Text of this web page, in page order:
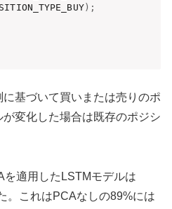
) ;
基づいて買いまたは売りのポ
変化した場合は既存のポジシ
適用したLSTMモデルは
。これはPCAなしの89%には